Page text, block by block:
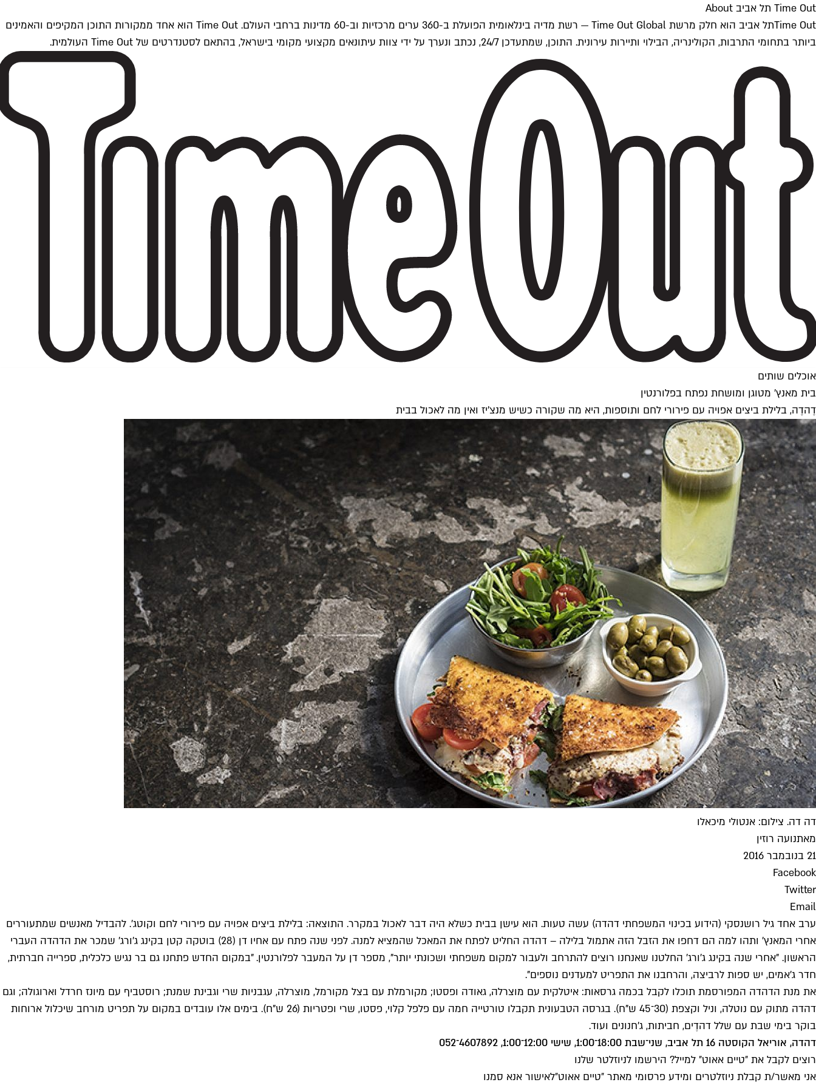
Time Out תל אביב About
Time Outתל אביב הוא חלק מרשת Time Out Global — רשת מדיה בינלאומית הפועלת ב-360 ערים מרכזיות וב-60 מדינות ברחבי העולם. Time Out הוא אחד ממקורות התוכן המקיפים והאמינים
ביותר בתחומי התרבות, הקולינריה, הבילוי ותיירות עירונית. התוכן, שמתעדכן 24/7, נכתב ונערך על ידי צוות עיתונאים מקצועי מקומי בישראל, בהתאם לסטנדרטים של Time Out העולמית.
אוכלים שותים
בית מאנץ' מטוגן ומושחת נפתח בפלורנטין
דֶהדֶה, בלילת ביצים אפויה עם פירורי לחם ותוספות, היא מה שקורה כשיש מנצ'יז ואין מה לאכול בבית
דה דה. צילום: אנטולי מיכאלו
מאתנועה רוזין
21 בנובמבר 2016
Facebook
Twitter
Email
ערב אחד גיל רושנסקי (הידוע בכינוי המשפחתי דהדה) עשה טעות. הוא עישן בבית כשלא היה דבר לאכול במקרר. התוצאה: בלילת ביצים אפויה עם פירורי לחם וקוטג'. להבדיל מאנשים שמתעוררים
אחרי המאנץ' ותהו למה הם דחפו את הזבל הזה אתמול בלילה – דהדה החליט לפתח את המאכל שהמציא למנה. לפני שנה פתח עם אחיו דן (28) בוטקה קטן בקינג ג'ורג' שמכר את הדהדה העברי
הראשון. "אחרי שנה בקינג ג'ורג' החלטנו שאנחנו רוצים להתרחב ולעבור למקום משפחתי ושכונתי יותר", מספר דן על המעבר לפלורנטין. "במקום החדש פתחנו גם בר נגיש כלכלית, ספרייה חברתית,
חדר ג'אמים, יש ספות לרביצה, והרחבנו את התפריט למעדנים נוספים".
את מנת הדהדה המפורסמת תוכלו לקבל בכמה גרסאות: איטלקית עם מוצרלה, גאודה ופסטו; מקורמלת עם בצל מקורמל, מוצרלה, עגבניות שרי וגבינת שמנת; רוסטביף עם מיונז חרדל וארוגולה; וגם
דהדה מתוק עם נוטלה, וניל וקצפת (30־45 ש"ח). בגרסה הטבעונית תקבלו טורטייה חמה עם פלפל קלוי, פסטו, שרי ופטריות (26 ש"ח). בימים אלו עובדים במקום על תפריט מורחב שיכלול ארוחות
בוקר בימי שבת עם שלל דהדֶים, חביתות, ג'חנונים ועוד.
דהדה, אוריאל הקוסטה 16 תל אביב, שני־שבת 18:00־1:00, שישי 12:00־1:00, 4607892־052
רוצים לקבל את ״טיים אאוט״ למייל? הירשמו לניוזלטר שלנו
אני מאשר/ת קבלת ניוזלטרים ומידע פרסומי מאתר ״טיים אאוט״לאישור אנא סמנו